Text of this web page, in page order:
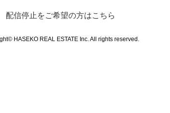
配信停止をご希望の方はこちら
HASEKO REAL ESTATE Inc. All rights reserved.